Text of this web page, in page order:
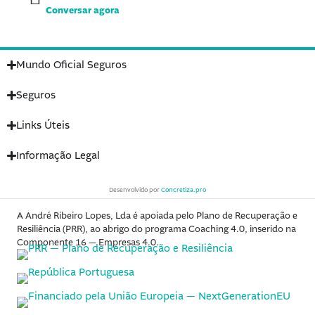
Conversar agora
Mundo Oficial Seguros
Seguros
Links Úteis
Informação Legal
Desenvolvido porConcretiza.pro
A André Ribeiro Lopes, Lda é apoiada pelo Plano de Recuperação e
Resiliência (PRR), ao abrigo do programa Coaching 4.0, inserido na
Componente 16 — Empresas 4.0.